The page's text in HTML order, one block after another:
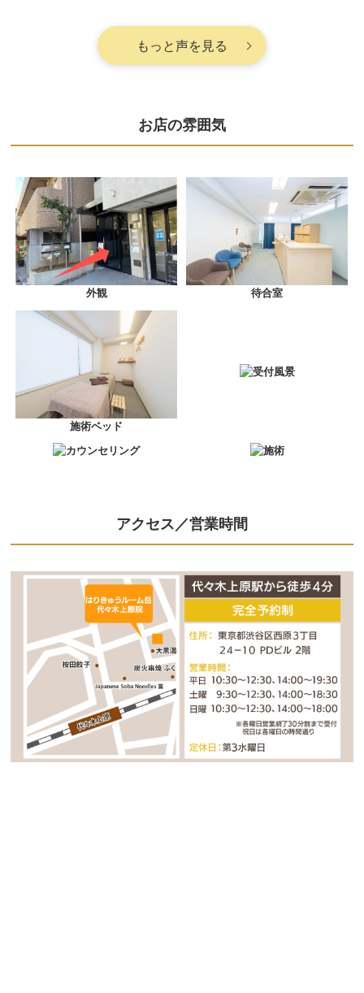
もっと声を見る
お店の雰囲気
外観 待合室
施術ベッド
受付風景
カウンセリング 施術
アクセス／営業時間